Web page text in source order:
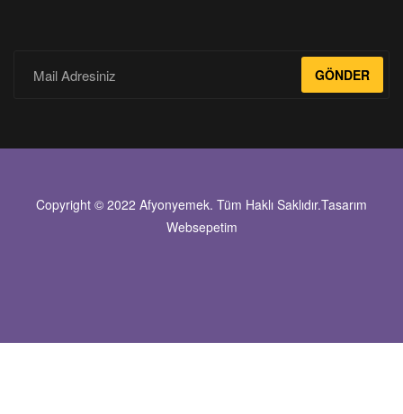
GÖNDER
Copyright © 2022 Afyonyemek. Tüm Haklı Saklıdır.Tasarım
Websepetim